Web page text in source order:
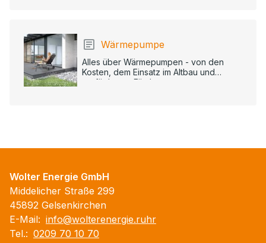
Wärmepumpe
Alles über Wärmepumpen - von den
Kosten, dem Einsatz im Altbau und
verfügbaren Förderungen.
Wolter Energie GmbH
Middelicher Straße 299
45892 Gelsenkirchen
E-Mail: info@wolterenergie.ruhr
Tel.: 0209 70 10 70